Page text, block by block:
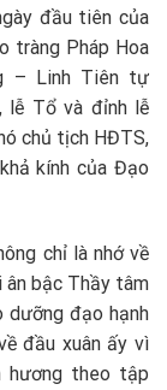
đầu tiên của
tràng Pháp Hoa
– Linh Tiên tự
lễ Tổ và đỉnh lễ
chủ tịch HĐTS,
kính của Đạo
chỉ là nhớ về
ân bậc Thầy tâm
dưỡng đạo hạnh
đầu xuân ấy vì
hương theo tập